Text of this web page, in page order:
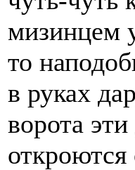
мизинцем
то
в руках
ворота
откроются